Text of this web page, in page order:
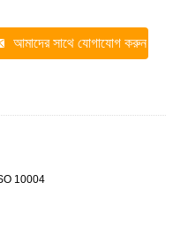
আমাদের সাথে যোগাযোগ করুন
10004